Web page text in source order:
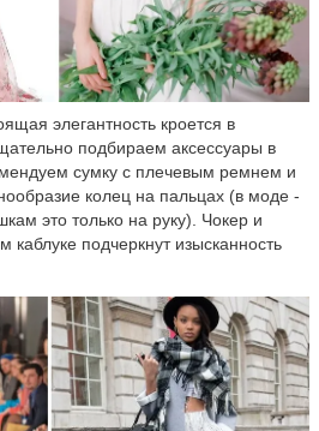
элегантность кроется в
подбираем аксессуары в
сумку с плечевым ремнем и
колец на пальцах (в моде -
это только на руку). Чокер и
каблуке подчеркнут изысканность